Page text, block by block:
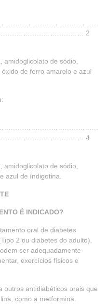
2
amidoglicolato de sódio,
de ferro amarelo e azul
4
amidoglicolato de sódio,
azul de índigotina.
É INDICADO?
oral de diabetes
2 ou diabetes do adulto),
ser adequadamente
exercícios físicos e
outros antidiabéticos orais que
como a metformina.